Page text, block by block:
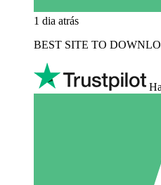
1 dia atrás
BEST SITE TO